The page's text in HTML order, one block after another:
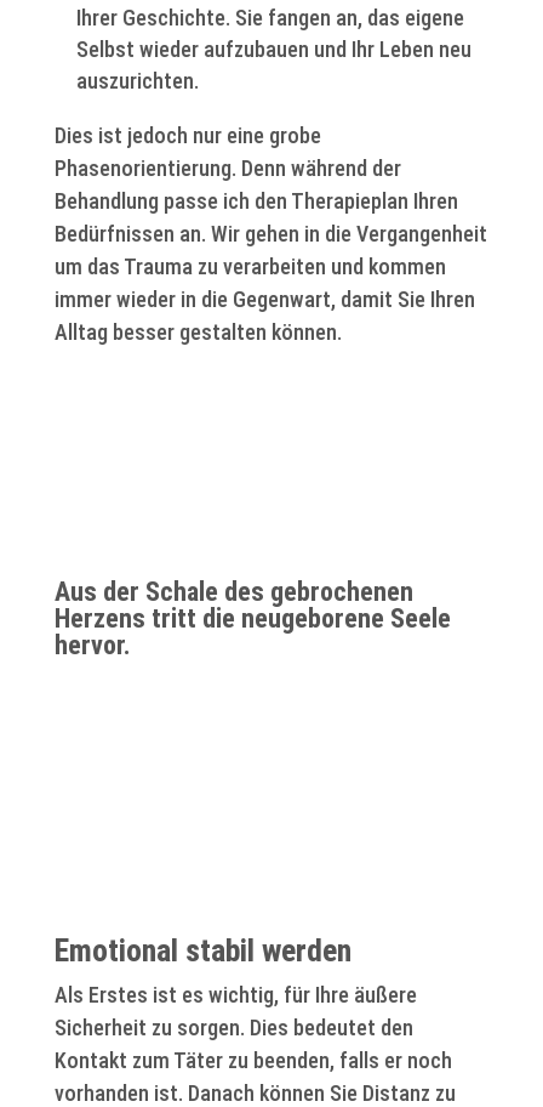
Ihrer Geschichte. Sie fangen an, das eigene
Selbst wieder aufzubauen und Ihr Leben neu
auszurichten.
Dies ist jedoch nur eine grobe
Phasenorientierung. Denn während der
Behandlung passe ich den Therapieplan Ihren
Bedürfnissen an. Wir gehen in die Vergangenheit
um das Trauma zu verarbeiten und kommen
immer wieder in die Gegenwart, damit Sie Ihren
Alltag besser gestalten können.
Aus der Schale des gebrochenen
Herzens tritt die neugeborene Seele
hervor.
Emotional stabil werden
Als Erstes ist es wichtig, für Ihre äußere
Sicherheit zu sorgen. Dies bedeutet den
Kontakt zum Täter zu beenden, falls er noch
vorhanden ist. Danach können Sie Distanz zu